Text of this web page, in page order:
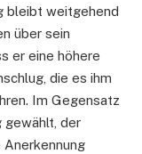
bleibt weitgehend
über sein
er eine höhere
die es ihm
Im Gegensatz
gewählt, der